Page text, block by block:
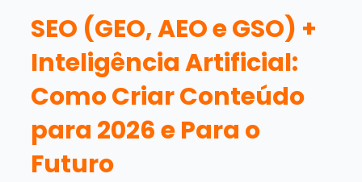
SEO (GEO, AEO e GSO) +
Inteligência Artificial:
Como Criar Conteúdo
para 2026 e Para o
Futuro